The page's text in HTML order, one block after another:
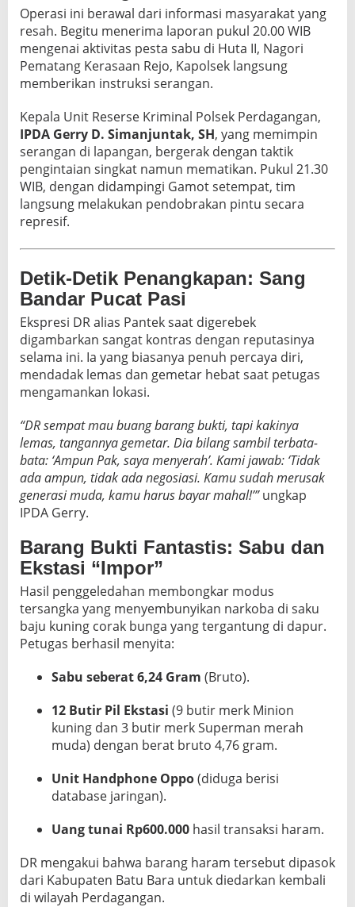
Operasi ini berawal dari informasi masyarakat yang
resah. Begitu menerima laporan pukul 20.00 WIB
mengenai aktivitas pesta sabu di Huta II, Nagori
Pematang Kerasaan Rejo, Kapolsek langsung
memberikan instruksi serangan.
Kepala Unit Reserse Kriminal Polsek Perdagangan,
IPDA Gerry D. Simanjuntak, SH, yang memimpin
serangan di lapangan, bergerak dengan taktik
pengintaian singkat namun mematikan. Pukul 21.30
WIB, dengan didampingi Gamot setempat, tim
langsung melakukan pendobrakan pintu secara
represif.
Detik-Detik Penangkapan: Sang
Bandar Pucat Pasi
Ekspresi DR alias Pantek saat digerebek
digambarkan sangat kontras dengan reputasinya
selama ini. Ia yang biasanya penuh percaya diri,
mendadak lemas dan gemetar hebat saat petugas
mengamankan lokasi.
“DR sempat mau buang barang bukti, tapi kakinya
lemas, tangannya gemetar. Dia bilang sambil terbata-
bata: ‘Ampun Pak, saya menyerah’. Kami jawab: ‘Tidak
ada ampun, tidak ada negosiasi. Kamu sudah merusak
generasi muda, kamu harus bayar mahal!’”ungkap
IPDA Gerry.
Barang Bukti Fantastis: Sabu dan
Ekstasi “Impor”
Hasil penggeledahan membongkar modus
tersangka yang menyembunyikan narkoba di saku
baju kuning corak bunga yang tergantung di dapur.
Petugas berhasil menyita:
Sabu seberat 6,24 Gram (Bruto).
12 Butir Pil Ekstasi (9 butir merk Minion
kuning dan 3 butir merk Superman merah
muda) dengan berat bruto 4,76 gram.
Unit Handphone Oppo(diduga berisi
database jaringan).
Uang tunai Rp600.000 hasil transaksi haram.
DR mengakui bahwa barang haram tersebut dipasok
dari Kabupaten Batu Bara untuk diedarkan kembali
di wilayah Perdagangan.